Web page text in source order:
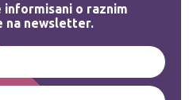
o raznim
na newsletter.